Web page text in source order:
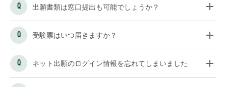
出願書類は窓口提出も可能でしょうか？
受験票はいつ届きますか？
ネット出願のログイン情報を忘れてしまいました